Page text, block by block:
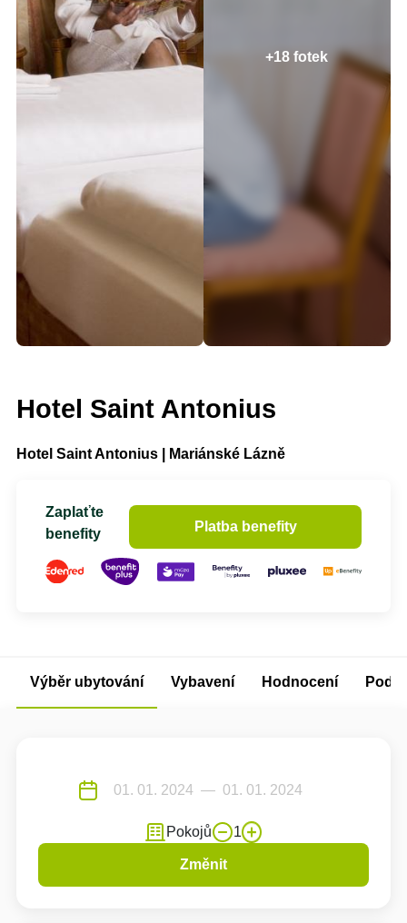
+18 fotek
Hotel Saint Antonius
Hotel Saint Antonius | Mariánské Lázně
Zaplaťte
benefity
Platba benefity
Výběr ubytování Vybavení Hodnocení
Pokojů 1
Změnit